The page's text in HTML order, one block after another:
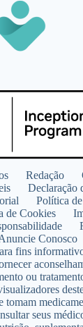
Redação
Declaração
Política
de Cookies
Conosco
fins
ou
tomam
seus